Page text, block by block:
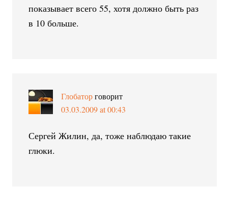
показывает всего 55, хотя должно быть раз
в 10 больше.
Глобатор говорит
03.03.2009 at 00:43
Сергей Жилин, да, тоже наблюдаю такие
глюки.